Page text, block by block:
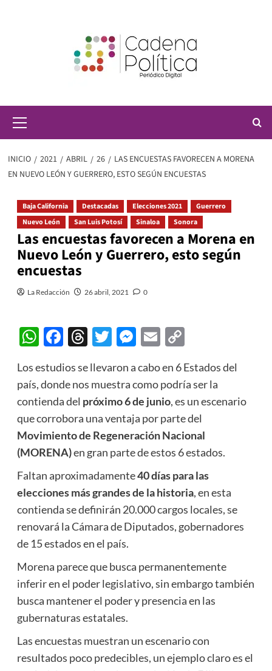
principal
INICIO 2021 ABRIL 26
LAS ENCUESTAS FAVORECEN A MORENA
EN NUEVO LEÓN Y GUERRERO, ESTO SEGÚN ENCUESTAS
Baja California Destacadas Elecciones 2021
Guerrero
Nuevo León
San Luis Potosí Sinaloa Sonora
Las encuestas favorecen a Morena en
Nuevo León y Guerrero, esto según
encuestas
La Redacción 26 abril, 2021 0
WhatsApp
Facebook
Threads
Twitter
Messenger
EmailCopy
Los estudios se llevaron a cabo en 6 Estados del
país, donde nos muestra como podría ser la
contienda del próximo 6 de junio, es un escenario
que corrobora una ventaja por parte del
Movimiento de Regeneración Nacional
(MORENA)en gran parte de estos 6 estados.
Faltan aproximadamente40 días para las
elecciones más grandes de la historia, en esta
contienda se definirán 20.000 cargos locales, se
renovará la Cámara de Diputados, gobernadores
de 15 estados en el país.
Morena parece que busca permanentemente
inferir en el poder legislativo, sin embargo también
busca mantener el poder y presencia en las
gubernaturas estatales.
Las encuestas muestran un escenario con
resultados poco predecibles, un ejemplo claro es el